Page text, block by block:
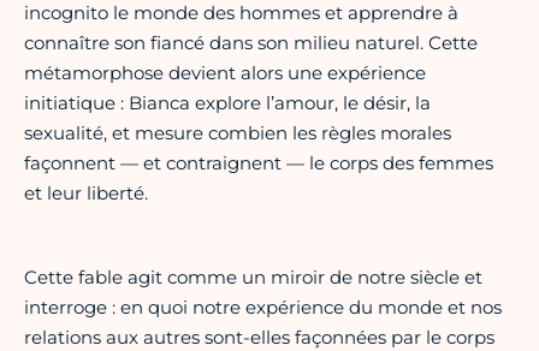
incognito le monde des hommes et apprendre à
connaître son fiancé dans son milieu naturel. Cette
métamorphose devient alors une expérience
initiatique : Bianca explore l’amour, le désir, la
sexualité, et mesure combien les règles morales
façonnent — et contraignent — le corps des femmes
et leur liberté.
Cette fable agit comme un miroir de notre siècle et
interroge : en quoi notre expérience du monde et nos
relations aux autres sont-elles façonnées par le corps